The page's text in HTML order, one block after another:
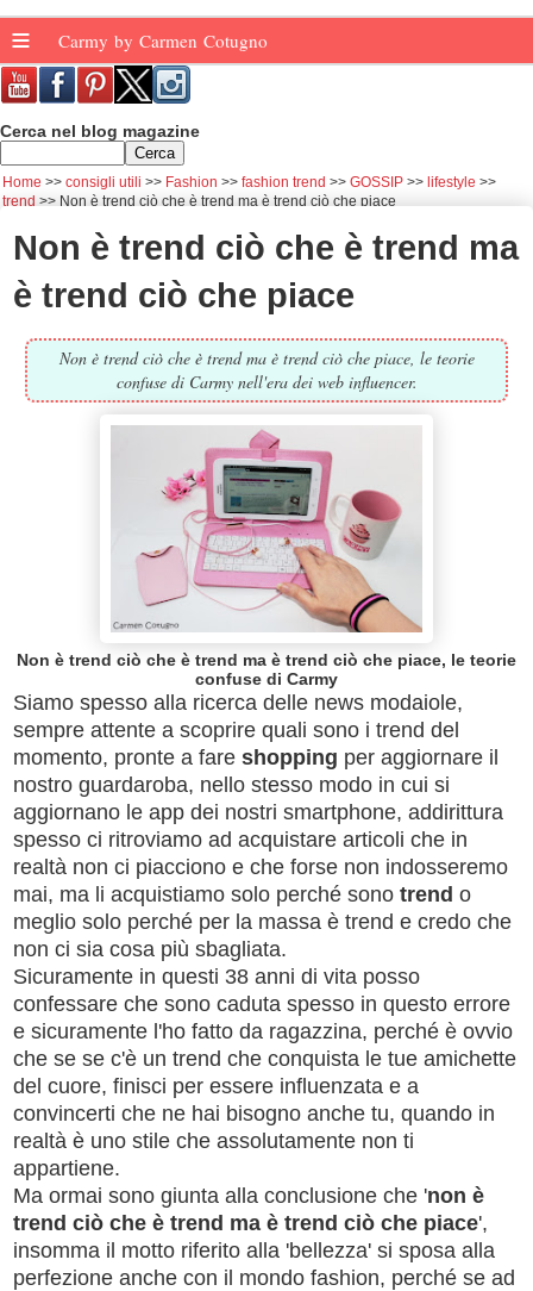
≡ Carmy by Carmen Cotugno
Cerca nel blog magazine
Home consigli utili Fashion fashion trend GOSSIP
lifestyle
trend
Non è trend ciò che è trend ma è trend ciò che piace
Non è trend ciò che è trend ma
è trend ciò che piace
Non è trend ciò che è trend ma è trend ciò che piace, le teorie
confuse di Carmy nell'era dei web influencer.
Non è trend ciò che è trend ma è trend ciò che piace, le teorie
confuse di Carmy
Siamo spesso alla ricerca delle news modaiole,
sempre attente a scoprire quali sono i trend del
momento, pronte a fare shopping per aggiornare il
nostro guardaroba, nello stesso modo in cui si
aggiornano le app dei nostri smartphone, addirittura
spesso ci ritroviamo ad acquistare articoli che in
realtà non ci piacciono e che forse non indosseremo
mai, ma li acquistiamo solo perché sono trend o
meglio solo perché per la massa è trend e credo che
non ci sia cosa più sbagliata.
Sicuramente in questi 38 anni di vita posso
confessare che sono caduta spesso in questo errore
e sicuramente l'ho fatto da ragazzina, perché è ovvio
che se se c'è un trend che conquista le tue amichette
del cuore, finisci per essere influenzata e a
convincerti che ne hai bisogno anche tu, quando in
realtà è uno stile che assolutamente non ti
appartiene.
Ma ormai sono giunta alla conclusione che 'non è
trend ciò che è trend ma è trend ciò che piace',
insomma il motto riferito alla 'bellezza' si sposa alla
perfezione anche con il mondo fashion, perché se ad